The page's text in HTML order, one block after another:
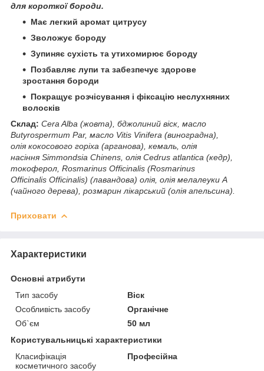
для короткої бороди.
Має легкий аромат цитрусу
Зволожує бороду
Зупиняє сухість та утихомирює бороду
Позбавляє лупи та забезпечує здорове
зростання бороди
Покращує розчісування і фіксацію неслухняних
волосків
Склад: Cera Alba (жовта), бджолиний віск, масло
Butyrospermum Par, масло Vitis Vinifera (виноградна),
олія кокосового горіха (арганова), кемаль, олія
насіння Simmondsia Chinens, олія Cedrus atlantica (кедр),
токоферол, Rosmarinus Officinalis (Rosmarinus
Officinalis Officinalis) (лавандова) олія, олія мелалеуки А
(чайного дерева), розмарин лікарський (олія апельсина).
Приховати
Характеристики
Основні атрибути
Тип засобу
Віск
Особливість засобу
Органічне
Об`єм
50 мл
Користувальницькі характеристики
Класифікація
косметичного засобу
Професійна